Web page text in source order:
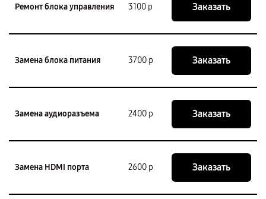
Ремонт блока управления 3100 р Заказать
Замена блока питания 3700 р Заказать
Замена аудиоразъема 2400 р Заказать
Замена HDMI порта 2600 р Заказать